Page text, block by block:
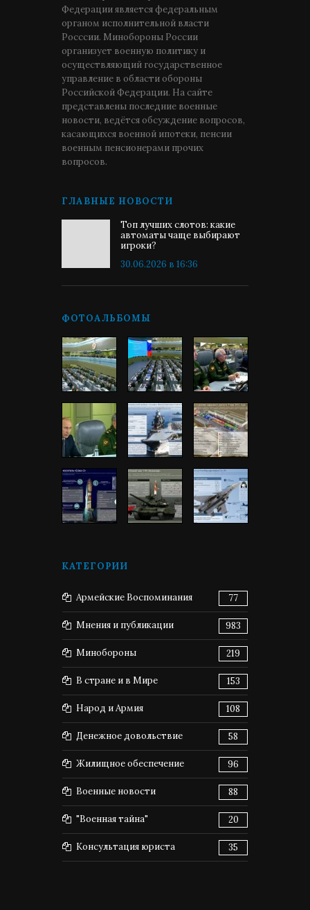
Федерации является федеральным
органом исполнительной власти
Росссии. Минобороны России
организует военную политику и
осуществляющий государственное
управление в области обороны
Российской Федерации. На сайте
представлены последние военные
новости, ведётся обсуждение вопросов,
касающихся военной ипотеки, пенсии
военным пенсионерами прочих
вопросов.
ГЛАВНЫЕ НОВОСТИ
Топ лучших слотов: какие
автоматы чаще выбирают
игроки?
30.06.2026 в 16:36
ФОТОАЛЬБОМЫ
КАТЕГОРИИ
Армейские Воспоминания 77
Мнения и публикации 983
Минобороны 219
В стране и в Мире 153
Народ и Армия 108
Денежное довольствие 58
Жилищное обеспечение 96
Военные новости 88
"Военная тайна" 20
Консультация юриста 35